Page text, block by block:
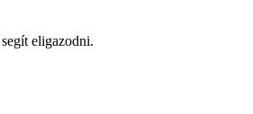
eligazodni.